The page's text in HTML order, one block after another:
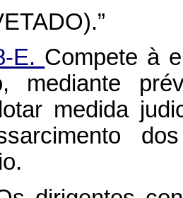
E. Compete à
mediante
medida